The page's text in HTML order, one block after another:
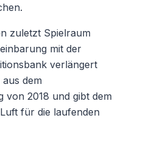
zuletzt Spielraum
mit der
verlängert
dem
von 2018 und gibt dem
für die laufenden